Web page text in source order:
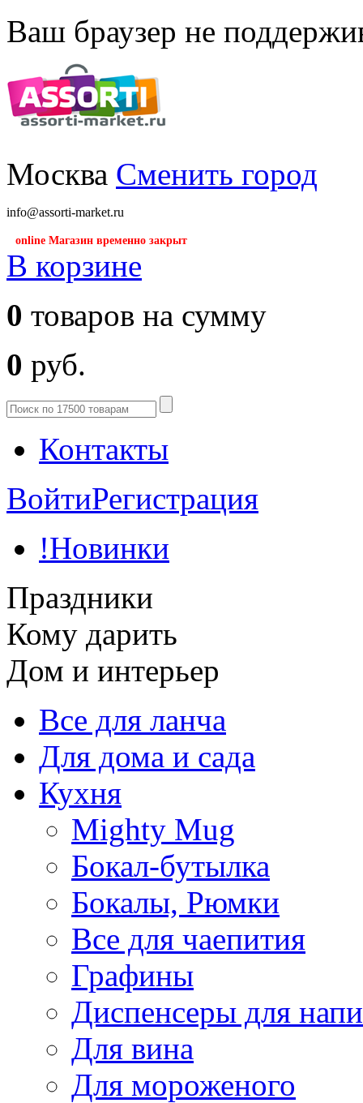
Ваш браузер не
Москва Сменить город
info@assorti-market.ru
online Магазин временно закрыт
В корзине
0 товаров на сумму
0 руб.
Контакты
ВойтиРегистрация
!Новинки
Праздники
Кому дарить
Дом и интерьер
Все для ланча
Для дома и сада
Кухня
Mighty Mug
Бокал-бутылка
Бокалы, Рюмки
Все для чаепития
Графины
Диспенсеры для
Для вина
Для мороженого